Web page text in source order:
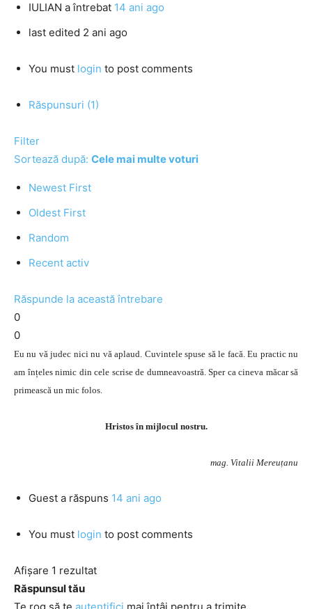
IULIAN a întrebat 14 ani ago
last edited 2 ani ago
You must login to post comments
Răspunsuri (1)
Filter
Sortează după: Cele mai multe voturi
Newest First
Oldest First
Random
Recent activ
Răspunde la această întrebare
0
0
Eu nu vă judec nici nu vă aplaud. Cuvintele spuse să le facă. Eu practic nu
am înțeles nimic din cele scrise de dumneavoastră. Sper ca cineva măcar să
primească un mic folos.
Hristos în mijlocul nostru.
mag. Vitalii Mereuțanu
Guest a răspuns 14 ani ago
You must login to post comments
Afișare 1 rezultat
Răspunsul tău